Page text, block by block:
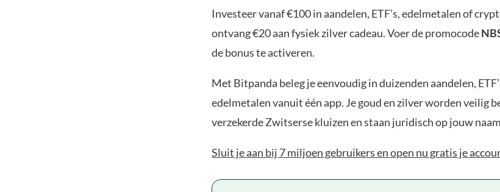
Investeer vanaf €100 in aandelen, ETF’s, edelmetalen of
ontvang €20 aan fysiek zilver cadeau. Voer de promocode
de bonus te activeren.
Met Bitpanda beleg je eenvoudig in duizenden aandelen,
edelmetalen vanuit één app. Je goud en zilver worden veilig
verzekerde Zwitserse kluizen en staan juridisch op jouw
Sluit je aan bij 7 miljoen gebruikers en open nu gratis je